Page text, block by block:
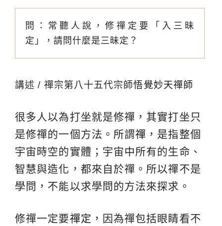
問：常聽人說，修禪定要「入三昧
定」，請問什麼是三昧定？
講述 / 禪宗第八十五代宗師悟覺妙天禪師
很多人以為打坐就是修禪，其實打坐只
是修禪的一個方法。所謂禪 ，是指整個
宇宙時空的實體；宇宙中所有的生命、
智慧與造化，都來自於禪。所以禪不是
學問，不能以求學問的方法來探求。
修禪一定要禪定 ，因為禪包括眼睛看不